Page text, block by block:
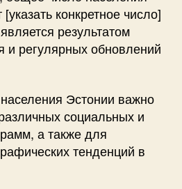
конкретное число]
результатом
и регулярных обновлений
Эстонии важно
социальных и
а также для
тенденций в